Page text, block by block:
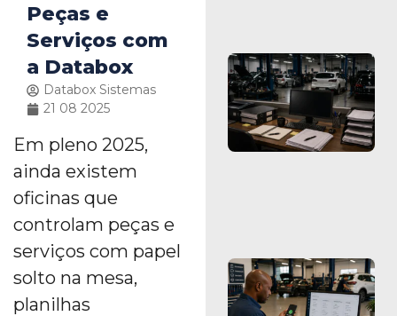
Peças e
Serviços com
a Databox
Databox Sistemas
21 08 2025
Em pleno 2025,
ainda existem
oficinas que
controlam peças e
serviços com papel
solto na mesa,
planilhas